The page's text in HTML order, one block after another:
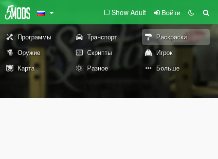
Show Adult Войти
Программы Транспорт
Раскраски
Оружие
Скрипты
Игрок
Карта
Разное Больше